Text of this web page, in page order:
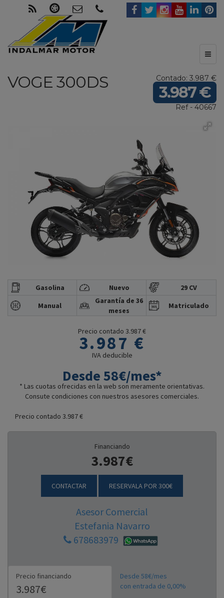
Contado: 3.987 €
3.987 €
Ref - 40667
VOGE 300DS
Gasolina Nuevo
29 CV
Manual
Garantía de 36
meses
Matriculado
Precio contado 3.987 €
3.987 €
IVA deducible
Desde 58€/mes*
* Las cuotas ofrecidas en la web son meramente orientativas.
Consute condiciones con nuestros asesores comerciales.
Precio contado 3.987 €
Financiando
3.987€
CONTACTAR RESERVALA POR 300€
Asesor Comercial
Estefania Navarro
678683979
Precio financiando
3.987€
Desde 58€/mes
con entrada de 0,00%